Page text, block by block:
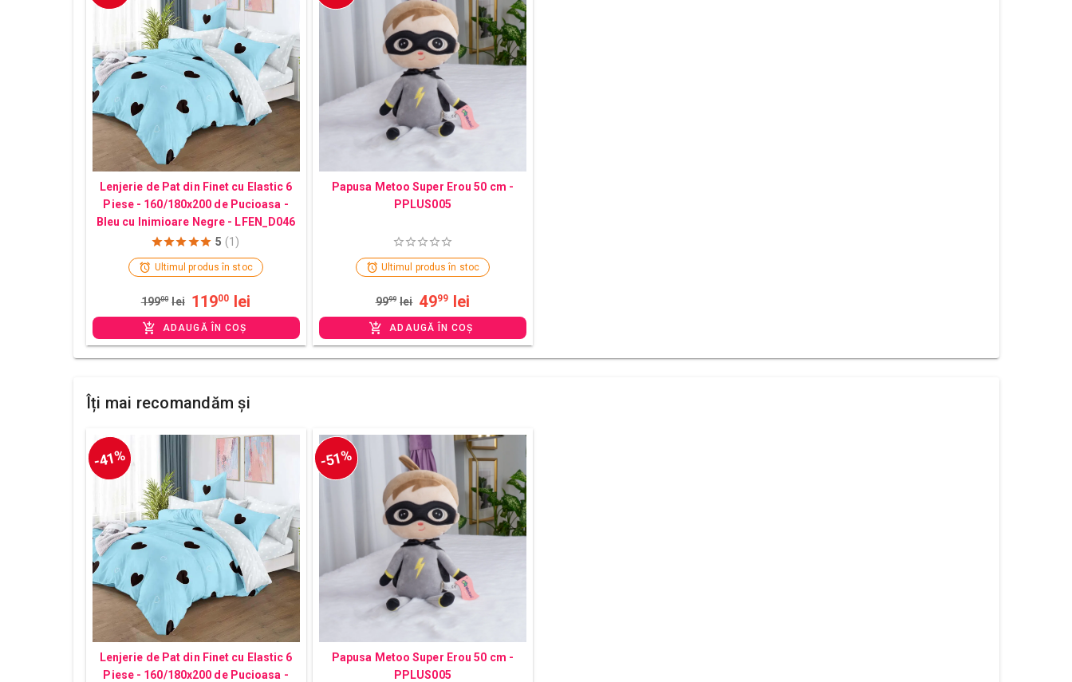
Lenjerie de Pat din Finet cu Elastic 6
Piese - 160/180x200 de Pucioasa -
Bleu cu Inimioare Negre - LFEN_D046
5 (1)
Ultimul produs în stoc
19900 lei 11900 lei
ADAUGĂ ÎN COȘ
Papusa Metoo Super Erou 50 cm -
PPLUS005
Ultimul produs în stoc
9999 lei 4999 lei
ADAUGĂ ÎN COȘ
Îți mai recomandăm și
-41%
Lenjerie de Pat din Finet cu Elastic 6
Piese - 160/180x200 de Pucioasa -
-51%
Papusa Metoo Super Erou 50 cm -
PPLUS005